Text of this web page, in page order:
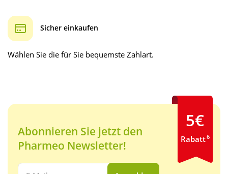
Sicher einkaufen
Wählen Sie die für Sie bequemste Zahlart.
Abonnieren Sie jetzt den
Pharmeo Newsletter!
Ihre E-Mail Adresse:
5€
Rabatt6